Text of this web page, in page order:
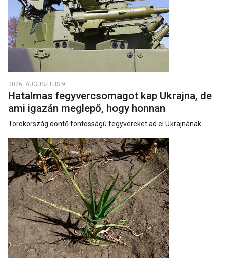
2026. AUGUSZTUS 9.
Hatalmas fegyvercsomagot kap Ukrajna, de
ami igazán meglepő, hogy honnan
Törökország döntő fontosságú fegyvereket ad el Ukrajnának.